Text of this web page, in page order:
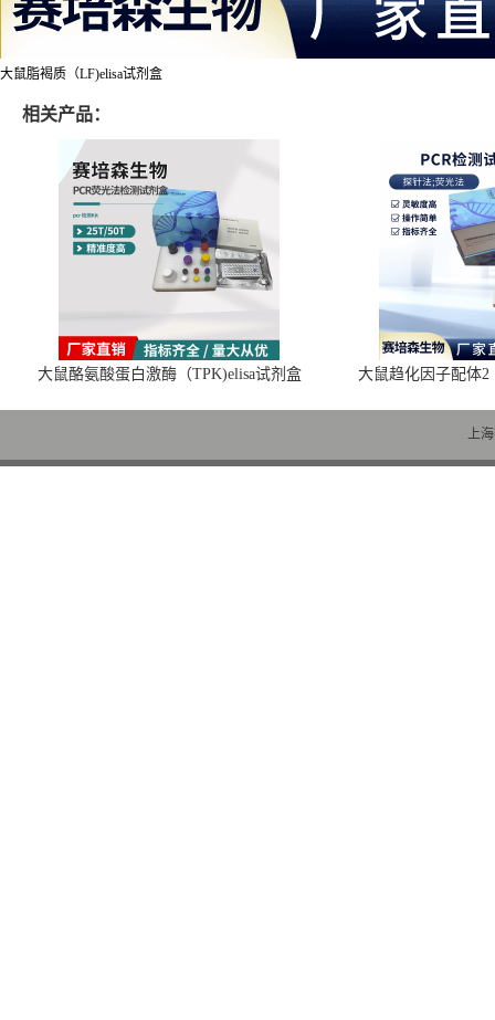
大鼠脂褐质（LF)elisa试剂盒
相关产品：
大鼠酪氨酸蛋白激酶（TPK)elisa试剂盒 大鼠趋化因子配体2
上